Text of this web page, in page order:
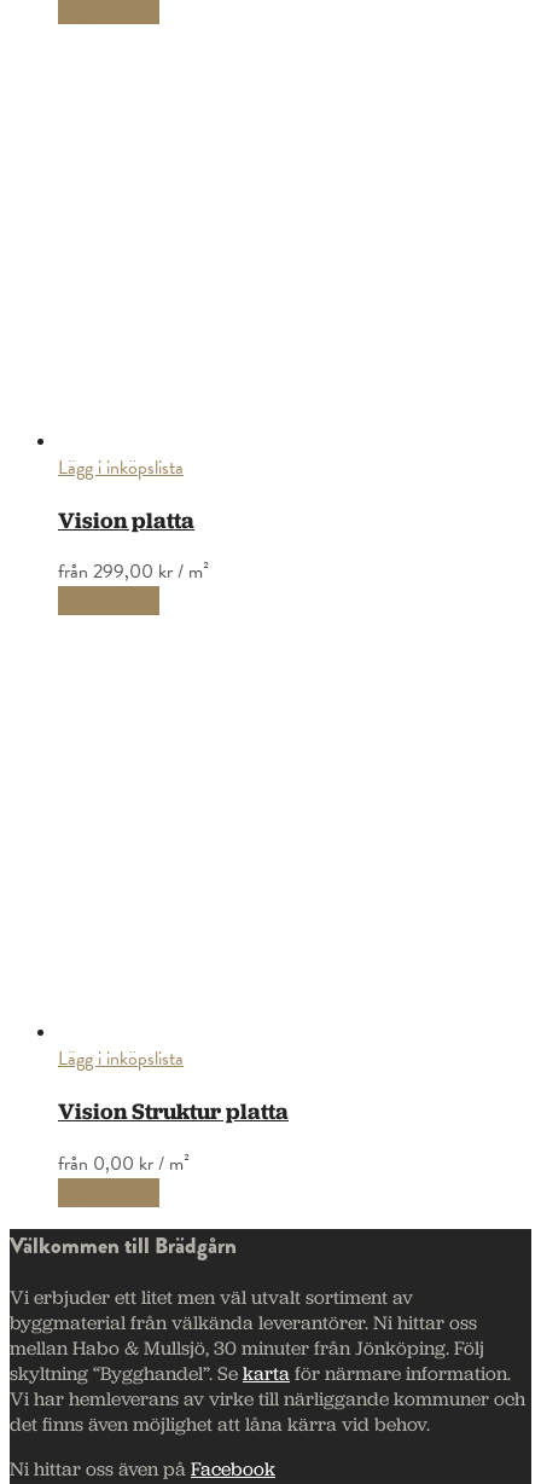
Lägg i inköpslista
Vision platta
från 299,00 kr/ m²
Lägg i inköpslista
Vision Struktur platta
från 0,00 kr/ m²
Välkommen till Brädgårn
Vi erbjuder ett litet men väl utvalt sortiment av
byggmaterial från välkända leverantörer. Ni hittar oss
mellan Habo & Mullsjö, 30 minuter från Jönköping. Följ
skyltning “Bygghandel”. Sekartaför närmare information.
Vi har hemleverans av virke till närliggande kommuner och
det finns även möjlighet att låna kärra vid behov.
Ni hittar oss även påFacebook